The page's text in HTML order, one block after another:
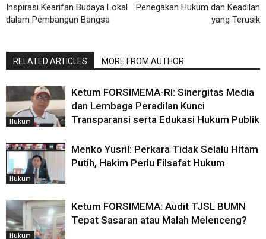
Inspirasi Kearifan Budaya Lokal
dalam Pembangun Bangsa
Penegakan Hukum dan Keadilan
yang Terusik
RELATED ARTICLES MORE FROM AUTHOR
Hukum
Ketum FORSIMEMA-RI: Sinergitas Media
dan Lembaga Peradilan Kunci
Transparansi serta Edukasi Hukum Publik
Hukum
Menko Yusril: Perkara Tidak Selalu Hitam
Putih, Hakim Perlu Filsafat Hukum
Hukum
Ketum FORSIMEMA: Audit TJSL BUMN
Tepat Sasaran atau Malah Melenceng?